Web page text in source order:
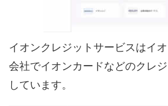
イオンクレジットサービスはイ
会社でイオンカードなどのクレ
しています。